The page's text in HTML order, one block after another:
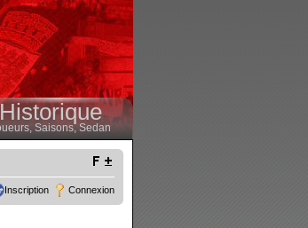
Historique
Saisons,Sedan
Inscription Connexion